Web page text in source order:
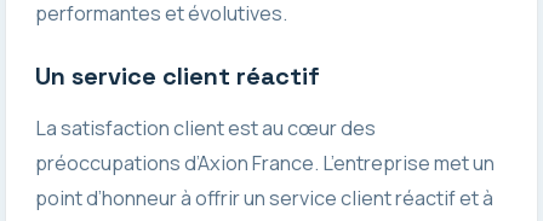
performantes et évolutives.
Un service client réactif
La satisfaction client est au cœur des
préoccupations d’Axion France. L’entreprise met un
point d’honneur à offrir un service client réactif et à